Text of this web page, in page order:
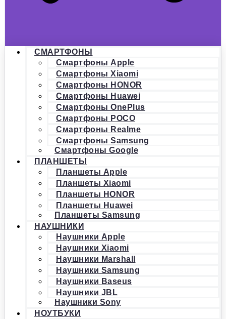
СМАРТФОНЫ
Смартфоны Apple
Смартфоны Xiaomi
Смартфоны HONOR
Смартфоны Huawei
Смартфоны OnePlus
Смартфоны POCO
Смартфоны Realme
Смартфоны Samsung
Смартфоны Google
ПЛАНШЕТЫ
Планшеты Apple
Планшеты Xiaomi
Планшеты HONOR
Планшеты Huawei
Планшеты Samsung
НАУШНИКИ
Наушники Apple
Наушники Xiaomi
Наушники Marshall
Наушники Samsung
Наушники Baseus
Наушники JBL
Наушники Sony
НОУТБУКИ